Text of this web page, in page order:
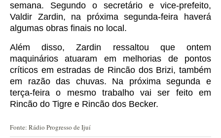
semana. Segundo o secretário e vice-prefeito,
Valdir Zardin, na próxima segunda-feira haverá
algumas obras finais no local.
Além disso, Zardin ressaltou que ontem
maquinários atuaram em melhorias de pontos
críticos em estradas de Rincão dos Brizi, também
em razão das chuvas. Na próxima segunda e
terça-feira o mesmo trabalho vai ser feito em
Rincão do Tigre e Rincão dos Becker.
Fonte: Rádio Progresso de Ijuí